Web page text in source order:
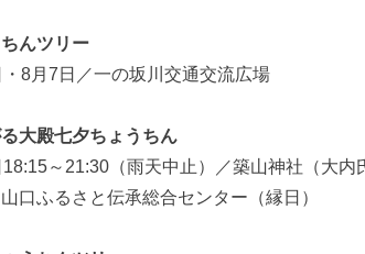
んツリー
8月7日／一の坂川交通交流広場
大殿七夕ちょうちん
～21:30（雨天中止）／築山神社（大
口ふるさと伝承総合センター（縁日）